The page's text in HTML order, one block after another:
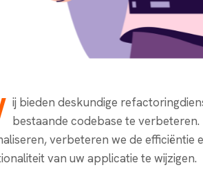
ij bieden deskundige
bestaande codebase te
verbeteren we de efficiëntie
van uw applicatie te wijzigen.